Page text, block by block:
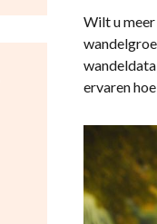
Wilt u
ervaren